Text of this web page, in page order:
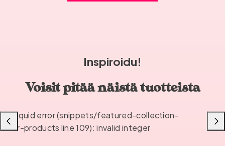
Inspiroidu!
Voisit pitää näistä tuotteista
Liquid error (snippets/featured-collection-
or-products line 109): invalid integer
Liu'uta
vasemmalle